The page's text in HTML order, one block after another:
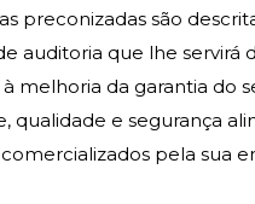
preconizadas são
auditoria que lhe servirá
melhoria da garantia do
qualidade e segurança
pela sua